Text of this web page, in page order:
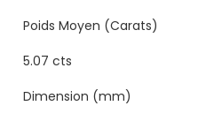
Poids Moyen (Carats)
5.07 cts
Dimension (mm)